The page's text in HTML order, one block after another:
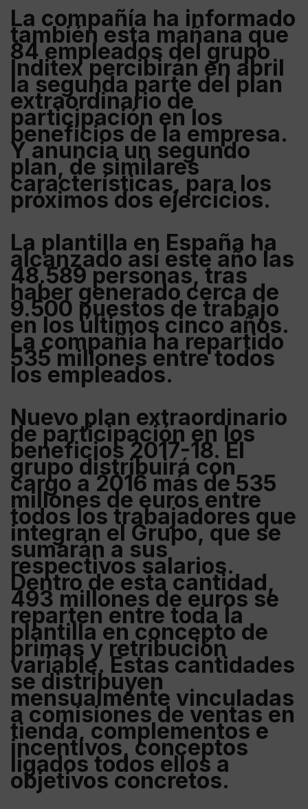
La compañía ha informado
también esta mañana que
84 empleados del grupo
Inditexpercibirán en abril
la segunda parte del plan
extraordinario de
participación en los
beneficios de la empresa.
Y anuncia un segundo
plan, de similares
características, para los
próximos dos ejercicios.
La plantilla en España ha
alcanzado así este año las
48.589 personas, tras
haber generado cerca de
9.500 puestos de trabajo
en los últimos cinco años.
La compañía ha repartido
535 millones entre todos
los empleados.
Nuevo plan extraordinario
de participación en los
beneficios 2017-18. El
grupo distribuirá con
cargo a 2016 más de535
millones de euros entre
todos los trabajadoresque
integran el Grupo, que se
sumarán a sus
respectivos salarios.
Dentro de esta cantidad,
493 millones de euros se
reparten entre toda la
plantilla en concepto de
primas y retribución
variable. Estas cantidades
se distribuyen
mensualmente vinculadas
a comisiones de ventas en
tienda, complementos e
incentivos, conceptos
ligados todos ellos a
objetivos concretos.